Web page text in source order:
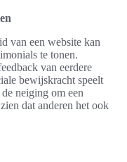
van een website kan
te tonen.
van eerdere
bewijskracht speelt
neiging om een
dat anderen het ook